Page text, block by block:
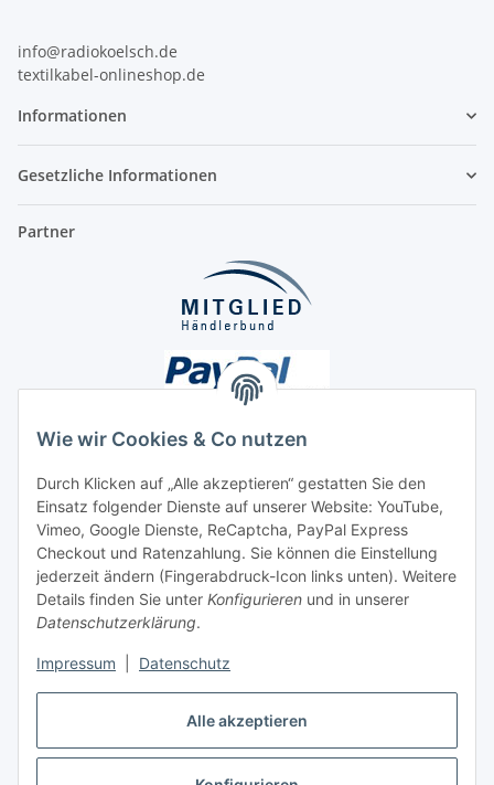
Alle akzeptieren
Wie wir Cookies & Co nutzen
Durch Klicken auf „Alle akzeptieren“ gestatten Sie den
Einsatz folgender Dienste auf unserer Website: YouTube,
Vimeo, Google Dienste, ReCaptcha, PayPal Express
Checkout und Ratenzahlung. Sie können die Einstellung
jederzeit ändern (Fingerabdruck-Icon links unten). Weitere
Details finden Sie unter Konfigurieren und in unserer
Datenschutzerklärung.
Impressum Datenschutz
info@radiokoelsch.de
textilkabel-onlineshop.de
Informationen
Gesetzliche Informationen
Partner
Unsere Seiten
Social Media
Vertrag widerrufen